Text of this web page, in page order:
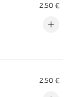
2,50 €
2,50 €